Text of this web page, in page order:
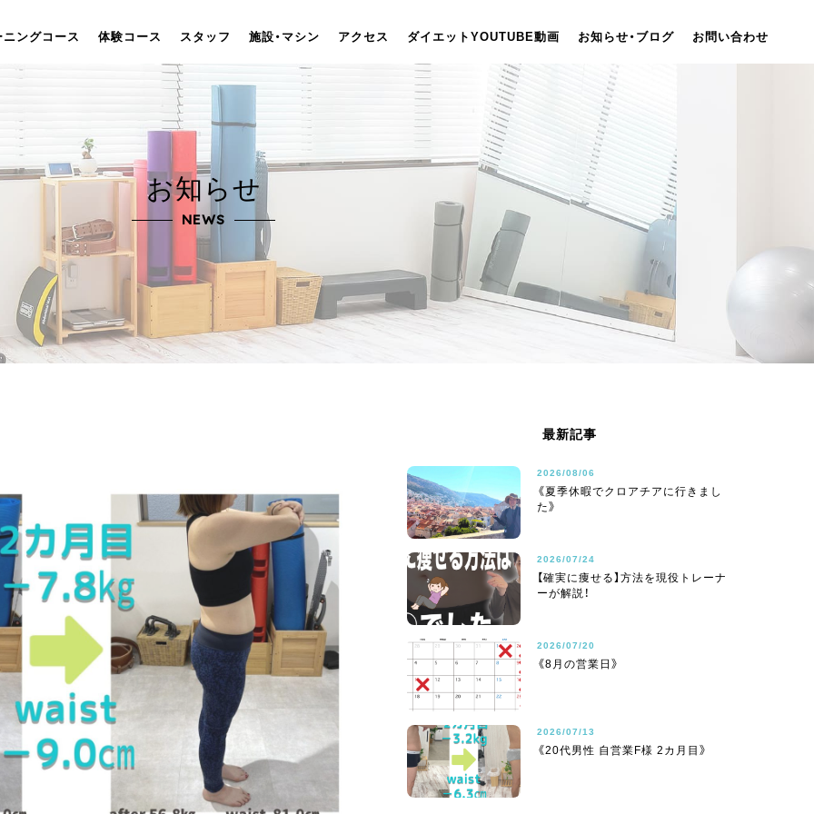
ニングコース 体験コース スタッフ 施設・マシン アクセス ダイエットYOUTUBE動画 お知らせ・ブログ お問い合わせ
お知らせ
NEWS
最新記事
2026/08/06
《夏季休暇でクロアチアに行きまし
た》
2026/07/24
【確実に痩せる】方法を現役トレーナ
ーが解説！
2026/07/20
《8月の営業日》
2026/07/13
《20代男性 自営業F様 2カ月目》